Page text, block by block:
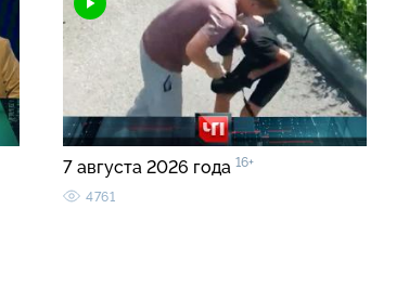
7 августа 2026 года 16+
4761